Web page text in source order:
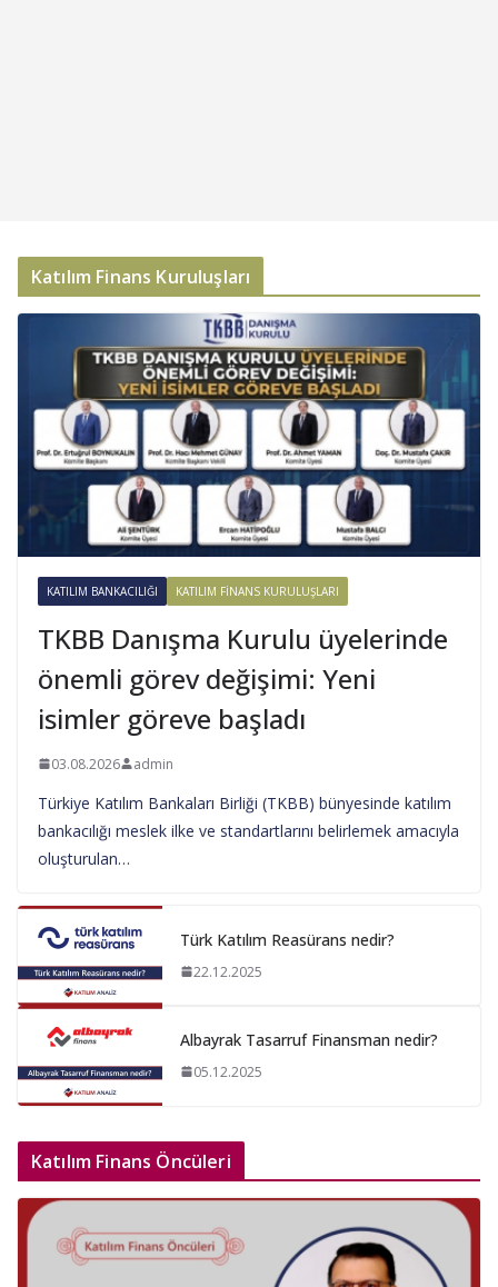
Katılım Finans Kuruluşları
KATILIM BANKACILIĞI KATILIM FINANS KURULUŞLARI
TKBB Danışma Kurulu üyelerinde
önemli görev değişimi: Yeni
isimler göreve başladı
03.08.2026 admin
Türkiye Katılım Bankaları Birliği (TKBB) bünyesinde katılım
bankacılığı meslek ilke ve standartlarını belirlemek amacıyla
oluşturulan…
Türk Katılım Reasürans nedir?
22.12.2025
Albayrak Tasarruf Finansman nedir?
05.12.2025
Katılım Finans Öncüleri